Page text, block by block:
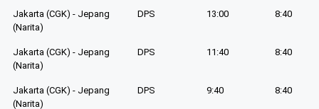
Jakarta (CGK) - Jepang
(Narita)
DPS 13:00 8:40
Jakarta (CGK) - Jepang
(Narita)
DPS 11:40 8:40
Jakarta (CGK) - Jepang
(Narita)
DPS 9:40 8:40